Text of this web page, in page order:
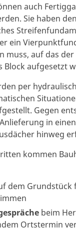
auch
Sie haben
ein
muss, auf das
Block aufgesetzt
per
Gegen
in
hinweg
kommen
dem Grundstück
beim
Ortstermin